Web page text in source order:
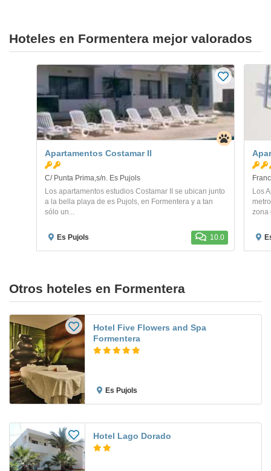
Hoteles en Formentera mejor valorados
Apartamentos Costamar II
C/ Punta Prima,s/n. Es Pujols
Los apartamentos estudios Costamar II se ubican junto
a la bella playa de es Pujols, en Formentera y a tan
sólo un...
Es Pujols 10.0
Los
zona
Otros hoteles en Formentera
Hotel Five Flowers and Spa
Formentera
Es Pujols
Hotel Lago Dorado